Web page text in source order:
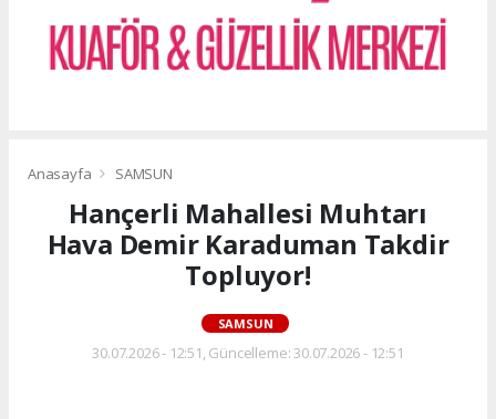
Anasayfa SAMSUN
Hançerli Mahallesi Muhtarı
Hava Demir Karaduman Takdir
Topluyor!
SAMSUN
30.07.2026 - 12:51, Güncelleme: 30.07.2026 - 12:51